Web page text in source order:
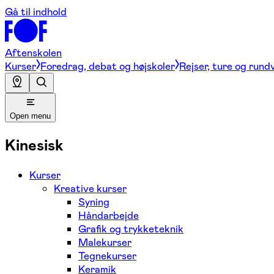
Gå til indhold
Aftenskolen
Kurser Foredrag, debat og højskoler Rejser, ture og
Open menu
Kinesisk
Kurser
Kreative kurser
Syning
Håndarbejde
Grafik og trykketeknik
Malekurser
Tegnekurser
Keramik